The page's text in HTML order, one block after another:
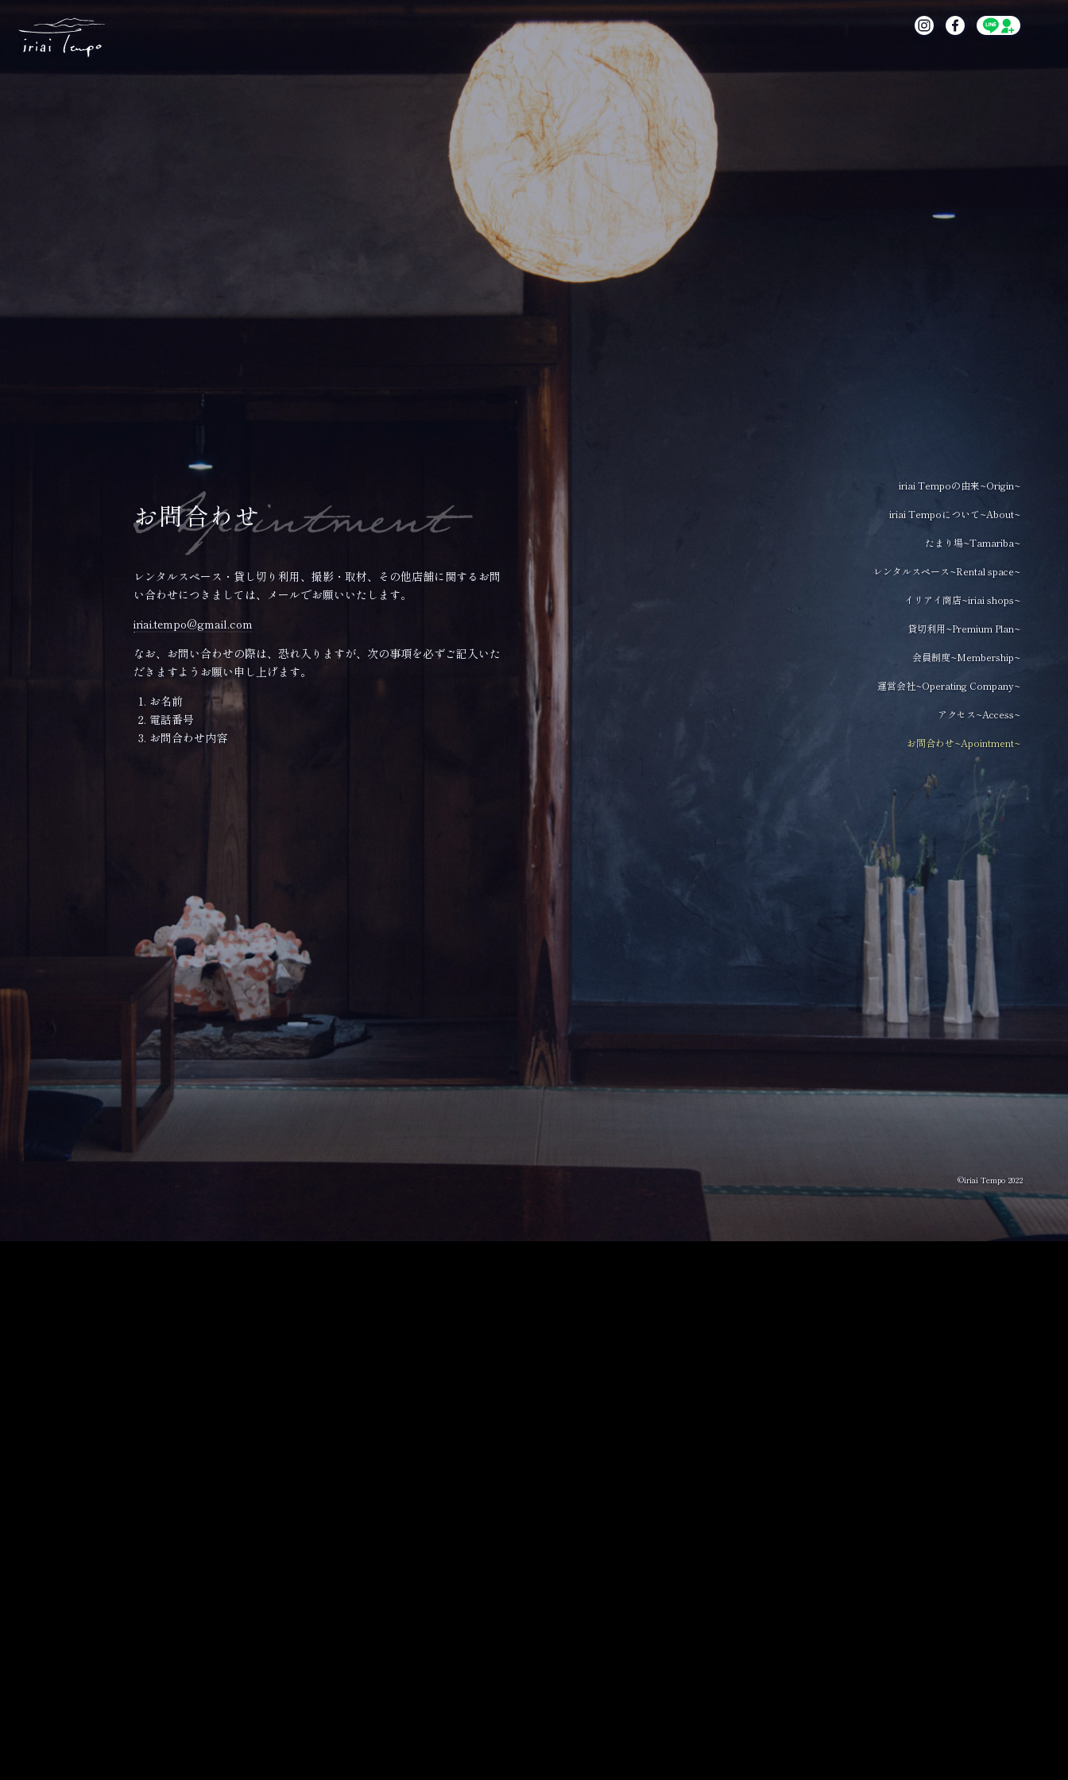
iriai Tempoの由来~Origin~
iriai Tempoについて~About~
たまり場~Tamariba~
レンタルスペース~Rental space~
イリアイ商店~iriai shops~
貸切利用~Premium Plan~
会員制度~Membership~
運営会社~Operating Company~
アクセス~Access~
お問合わせ~Apointment~
お問合わせ
レンタルスペース・貸し切り利用、撮影・取材、その他店舗に関するお問
い合わせにつきましては、メールでお願いいたします。
iriai.tempo@gmail.com
なお、お問い合わせの際は、恐れ入りますが、次の事項を必ずご記入いた
だきますようお願い申し上げます。
お名前
電話番号
お問合わせ内容
©iriai Tempo 2022